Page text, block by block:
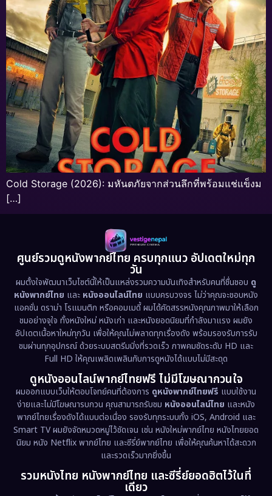
Cold Storage (2026): มหันตภัยจากส่วนลึกที่พร้อมแช่แข็งม
[…]
ศูนย์รวมดูหนังพากย์ไทย ครบทุกแนว อัปเดตใหม่ทุก
วัน
ผมตั้งใจพัฒนาเว็บไซต์นี้ให้เป็นแหล่งรวมความบันเทิงสำหรับคนที่ชื่นชอบ ดู
หนังพากย์ไทย และ หนังออนไลน์ไทย แบบครบวงจร ไม่ว่าคุณจะชอบหนัง
แอคชั่น ดราม่า โรแมนติก หรือคอมเมดี้ ผมได้คัดสรรหนังคุณภาพมาให้เลือก
ชมอย่างจุใจ ทั้งหนังใหม่ หนังเก่า และหนังยอดนิยมที่กำลังมาแรง ผมยัง
อัปเดตเนื้อหาใหม่ทุกวัน เพื่อให้คุณไม่พลาดทุกเรื่องดัง พร้อมรองรับการรับ
ชมผ่านทุกอุปกรณ์ ด้วยระบบสตรีมมิ่งที่รวดเร็ว ภาพคมชัดระดับ HD และ
Full HD ให้คุณเพลิดเพลินกับการดูหนังได้แบบไม่มีสะดุด
ดูหนังออนไลน์พากย์ไทยฟรี ไม่มีโฆษณากวนใจ
ผมออกแบบเว็บให้ตอบโจทย์คนที่ต้องการ ดูหนังพากย์ไทยฟรี แบบใช้งาน
ง่ายและไม่มีโฆษณารบกวน คุณสามารถรับชม หนังออนไลน์ไทย และหนัง
พากย์ไทยเรื่องดังได้แบบต่อเนื่อง รองรับทุกระบบทั้ง iOS, Android และ
Smart TV ผมยังจัดหมวดหมู่ไว้ชัดเจน เช่น หนังใหม่พากย์ไทย หนังไทยยอด
นิยม หนัง Netflix พากย์ไทย และซีรี่ย์พากย์ไทย เพื่อให้คุณค้นหาได้สะดวก
และรวดเร็วมากยิ่งขึ้น
รวมหนังไทย หนังพากย์ไทย และซีรี่ย์ยอดฮิตไว้ในที่
เดียว